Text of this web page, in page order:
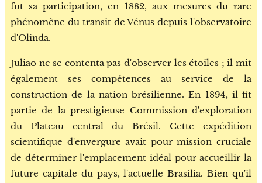
fut sa participation, en 1882, aux mesures du rare
phénomène du transit de Vénus depuis l'observatoire
d'Olinda.
Julião ne se contenta pas d'observer les étoiles ; il mit
également ses compétences au service de la
construction de la nation brésilienne. En 1894, il fit
partie de la prestigieuse Commission d'exploration
du Plateau central du Brésil. Cette expédition
scientifique d'envergure avait pour mission cruciale
de déterminer l'emplacement idéal pour accueillir la
future capitale du pays, l'actuelle Brasilia. Bien qu'il